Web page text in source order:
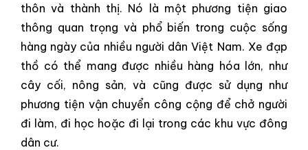
thôn và thành thị. Nó là một phương tiện giao
thông quan trọng và phổ biến trong cuộc sống
hàng ngày của nhiều người dân Việt Nam. Xe đạp
thồ có thể mang được nhiều hàng hóa lớn, như
cây cối, nông sản, và cũng được sử dụng như
phương tiện vận chuyển công cộng để chở người
đi làm, đi học hoặc đi lại trong các khu vực đông
dân cư.